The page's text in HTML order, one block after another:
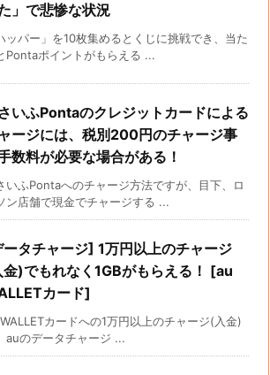
」で悲惨な状況
ッパー」を10枚集めるとくじに挑戦でき、当た
Pontaポイントがもらえる ...
いふPontaのクレジットカードによる
ージには、税別200円のチャージ事
数料が必要な場合がある！
いふPontaへのチャージ方法ですが、目下、ロ
ン店舗で現金でチャージする ...
タチャージ] 1万円以上のチャージ
金)でもれなく1GBがもらえる！ [au
カード]
カードへの1万円以上のチャージ(入金)
auのデータチャージ ...